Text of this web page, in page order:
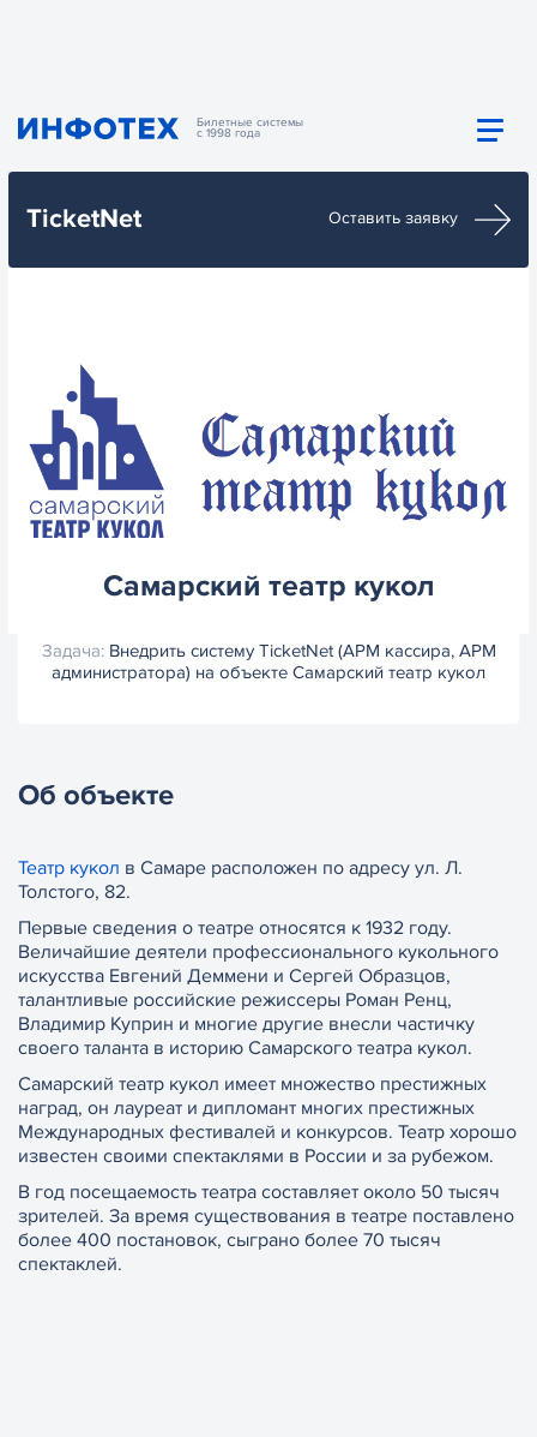
Билетные системы
с 1998 года
TicketNet Оставить заявку
Самарский театр кукол
Задача:Внедрить систему TicketNet (АРМ кассира, АРМ
администратора) на объекте Самарский театр кукол
Об объекте
Театр кукол в Самаре расположен по адресу ул. Л.
Толстого, 82.
Первые сведения о театре относятся к 1932 году.
Величайшие деятели профессионального кукольного
искусства Евгений Деммени и Сергей Образцов,
талантливые российские режиссеры Роман Ренц,
Владимир Куприн и многие другие внесли частичку
своего таланта в историю Самарского театра кукол.
Самарский театр кукол имеет множество престижных
наград, он лауреат и дипломант многих престижных
Международных фестивалей и конкурсов. Театр хорошо
известен своими спектаклями в России и за рубежом.
В год посещаемость театра составляет около 50 тысяч
зрителей. За время существования в театре поставлено
более 400 постановок, сыграно более 70 тысяч
спектаклей.